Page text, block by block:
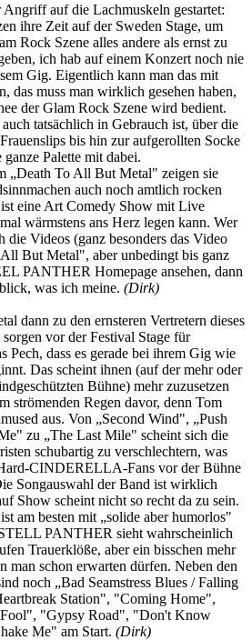
auf die Lachmuskeln gestartet:
ihre Zeit auf der Sweden Stage, um
Rock Szene alles andere als ernst zu
ich hab auf einem Konzert noch nie
Gig. Eigentlich kann man das mit
das muss man wirklich gesehen haben,
der Glam Rock Szene wird bedient.
tatsächlich in Gebrauch ist, über die
bis hin zur aufgerollten Socke
Palette mit dabei.
„Death To All But Metal" zeigen sie
auch noch amtlich rocken
eine Art Comedy Show mit Live
wärmstens ans Herz legen kann. Wer
die Videos (ganz besonders das Video
But Metal", aber unbedingt bis ganz
PANTHER Homepage ansehen, dann
was ich meine. (Dirk)
dann zu den ernsteren Vertretern dieses
sorgen vor der Festival Stage für
Pech, dass es gerade bei ihrem Gig wie
Das scheint ihnen (auf der mehr oder
Bühne) mehr zuzusetzen
strömenden Regen davor, denn Tom
aus. Von „Second Wind", „Push
zu „The Last Mile" scheint sich die
schubartig zu verschlechtern, was
CINDERELLA-Fans vor der Bühne
Songauswahl der Band ist wirklich
Show scheint nicht so recht da zu sein.
am besten mit „solide aber humorlos"
PANTHER sieht wahrscheinlich
Trauerklöße, aber ein bisschen mehr
man schon erwarten dürfen. Neben den
noch „Bad Seamstress Blues / Falling
Station", "Coming Home",
"Gypsy Road", "Don't Know
Me" am Start. (Dirk)